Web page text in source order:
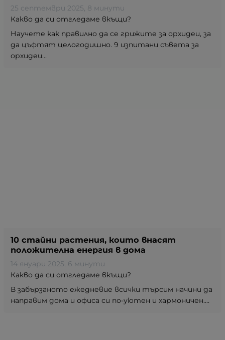
25 септември 2025, 8 минути
Какво да си отгледаме вкъщи?
Научете как правилно да се грижите за орхидеи, за
да цъфтят целогодишно. 9 изпитани съвета за
орхидеи...
10 стайни растения, които внасят
положителна енергия в дома
14 януари 2025, 6 минути
Какво да си отгледаме вкъщи?
В забързаното ежедневие всички търсим начини да
направим дома и офиса си по-уютен и хармоничен....